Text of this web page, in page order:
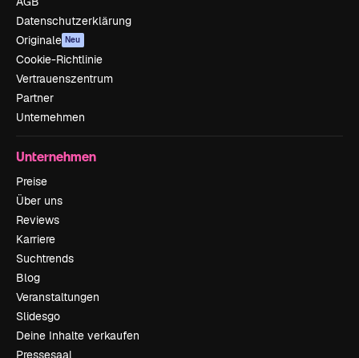
Datenschutzerklärung
Originale Neu
Cookie-Richtlinie
Vertrauenszentrum
Partner
Unternehmen
Unternehmen
Preise
Über uns
Reviews
Karriere
Suchtrends
Blog
Veranstaltungen
Slidesgo
Deine Inhalte verkaufen
Pressesaal